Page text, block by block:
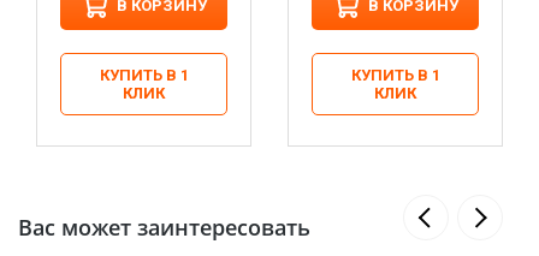
В КОРЗИНУ
КУПИТЬ В 1
КЛИК
В КОРЗИНУ
КУПИТЬ В 1
КЛИК
Вас может заинтересовать